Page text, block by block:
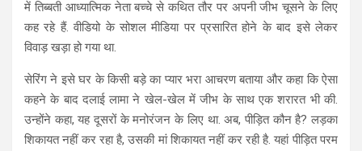
में तिब्बती आध्यात्मिक नेता बच्चे से कथित तौर पर अपनी जीभ चूसने के लिए
कह रहे हैं. वीडियो के सोशल मीडिया पर प्रसारित होने के बाद इसे लेकर
विवाड़ खड़ा हो गया था.
सेरिंग ने इसे घर के किसी बड़े का प्यार भरा आचरण बताया और कहा कि ऐसा
कहने के बाद दलाई लामा ने खेल-खेल में जीभ के साथ एक शरारत भी की.
उन्होंने कहा, यह दूसरों के मनोरंजन के लिए था. अब, पीड़ित कौन है? लड़का
शिकायत नहीं कर रहा है, उसकी मां शिकायत नहीं कर रही है. यहां पीड़ित परम